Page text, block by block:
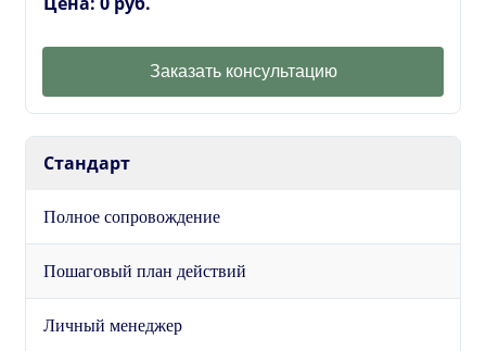
Заказать консультацию
Стандарт
Полное сопровождение
Пошаговый план действий
Личный менеджер